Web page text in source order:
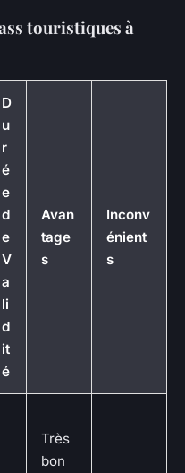
touristiques à
D
u
r
é
e
d
e
V
a
li
d
it
é
Avan
tage
s
Inconv
énient
s
Très
bon